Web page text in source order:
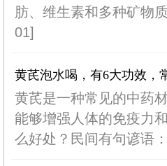
肪、维生素和多种矿物
01]
黄芪泡水喝，有6大功效，
黄芪是一种常见的中药
能够增强人体的免疫力
么好处？民间有句谚语